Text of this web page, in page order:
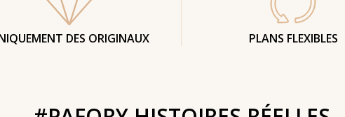
DES ORIGINAUX PLANS FLEXIBLES